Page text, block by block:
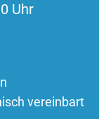
Uhr
vereinbart